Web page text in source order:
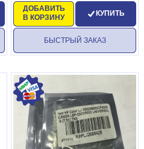
ДОБАВИТЬ
В КОРЗИНУ
КУПИТЬ
БЫСТРЫЙ ЗАКАЗ